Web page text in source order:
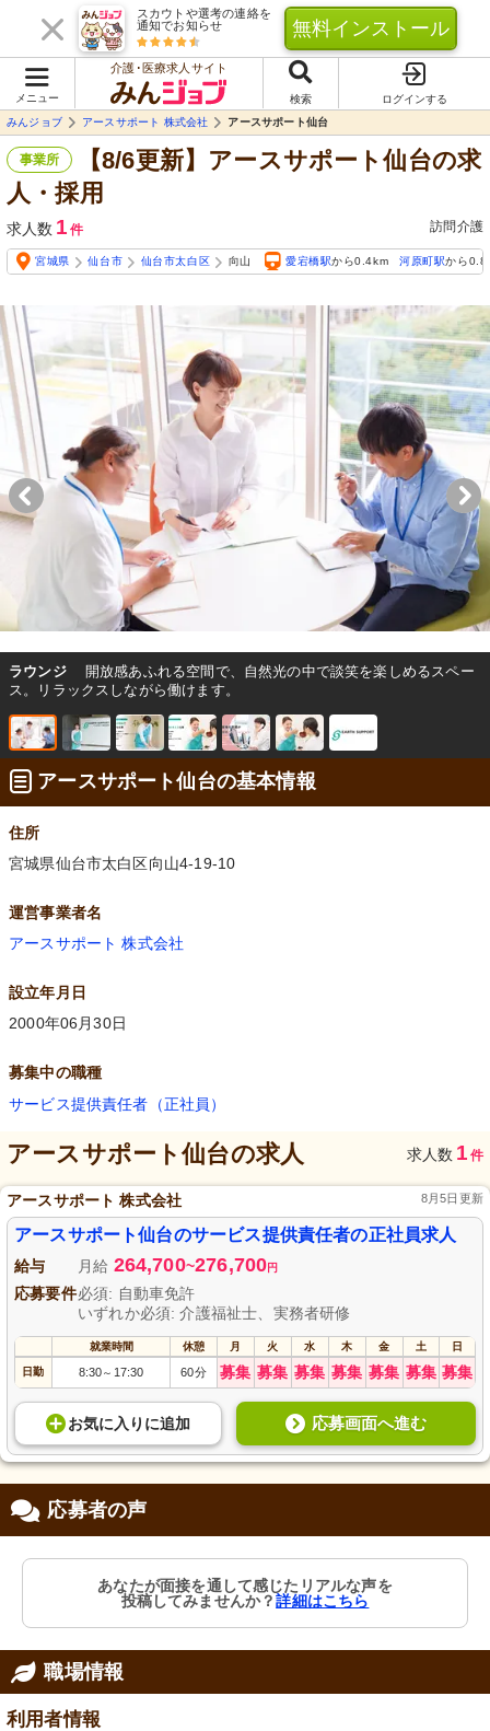
スカウトや選考の連絡を
通知でお知らせ
無料インストール
メニュー
介護･医療求人サイト
検索
ログインする
みんジョブ
アースサポート 株式会社 アースサポート仙台
事業所
【8/6更新】アースサポート仙台の求
人・採用
求人数 1 件 訪問介護
宮城県 仙台市 仙台市太白区 向山 愛宕橋駅から0.4km 河原町駅から
ラウンジ
開放感あふれる空間で、自然光の中で談笑を楽しめるスペー
ス。リラックスしながら働けます。
アースサポート仙台の基本情報
住所
宮城県仙台市太白区向山4-19-10
運営事業者名
アースサポート 株式会社
設立年月日
2000年06月30日
募集中の職種
サービス提供責任者（正社員）
アースサポート仙台の求人 求人数 1 件
アースサポート 株式会社 8月5日更新
アースサポート仙台のサービス提供責任者の正社員求人
給与 月給 264,700~276,700円
応募要件必須: 自動車免許
いずれか必須: 介護福祉士、実務者研修
就業時間 休憩 月 火 水 木 金 土 日
日勤 8:30～ 17:30 60分 募集 募集 募集 募集 募集 募集 募集
お気に入り に追加 応募画面へ進む
応募者の声
あなたが面接を通して感じたリアルな声を
投稿してみませんか？詳細はこちら
職場情報
利用者情報